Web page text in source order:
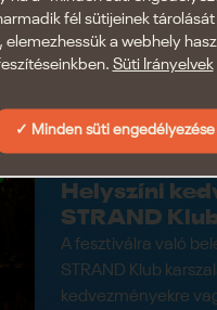
Helyszíni
STRAND
A fesztiválra való
STRAND Klub
kedvezményekre
fél sütijeinek
a webhely
Süti Irányelvek
Minden süti engedélyezése